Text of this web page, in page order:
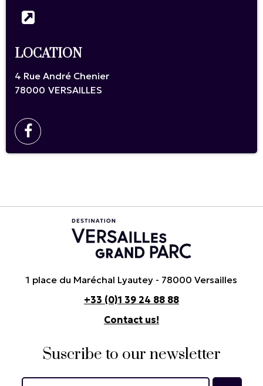
LOCATION
4 Rue André Chenier
78000 VERSAILLES
1 place du Maréchal Lyautey - 78000 Versailles
+33 (0)1 39 24 88 88
Contact us!
Suscribe to our newsletter